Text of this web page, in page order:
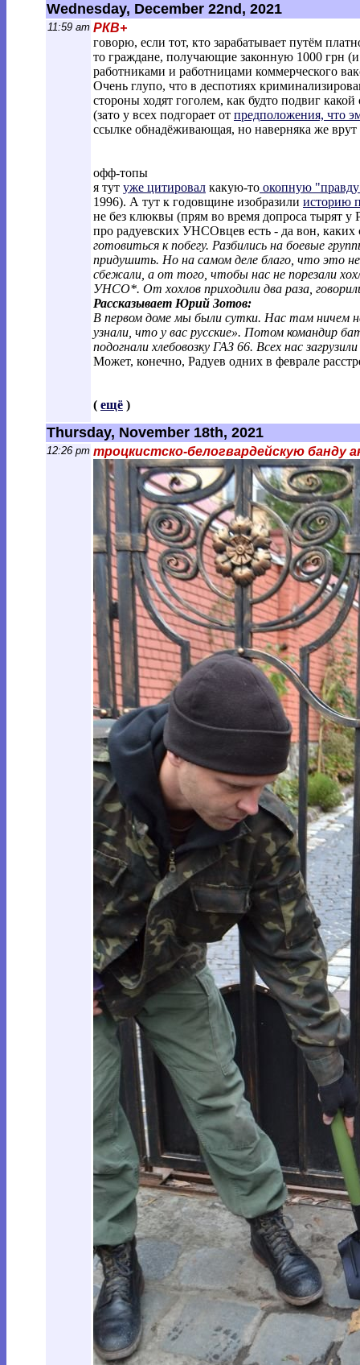
Wednesday, December 22nd, 2021
11:59 am РКВ+
говорю, если тот, кто зарабатывает путём
то граждане, получающие законную 1000 грн
работниками и работницами коммерческого
Очень глупо, что в деспотиях
стороны ходят гоголем, как будто подвиг
(зато у всех подгорает от предположения, что
ссылке обнадёживающая, но наверняка же врут
офф-топы
я тут уже цитировал какую-то окопную
1996). А тут к годовщине изобразили историю
не без клюквы (прям во время допроса тырят
про радуевских УНСОвцев есть - да вон,
готовиться к побегу. Разбились на боевые
придушить. Но на самом деле благо, что это
сбежали, а от того, чтобы нас не порезали
УНСО*. От хохлов приходили два раза,
Рассказывает Юрий Зотов:
В первом доме мы были сутки. Нас там ничем
узнали, что у вас русские». Потом командир
подогнали хлебовозку ГАЗ 66. Всех нас
Может, конечно, Радуев одних в феврале
( ещё )
Thursday, November 18th, 2021
12:26 pm троцкистско-белогвардейскую банду